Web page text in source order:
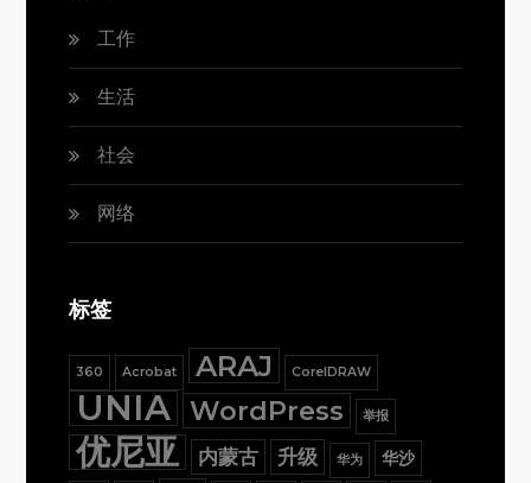
工作
生活
社会
网络
标签
360 Acrobat ARAJ CorelDRAW
UNIA WordPress 举报
优尼亚 内蒙古 升级 华为 华沙